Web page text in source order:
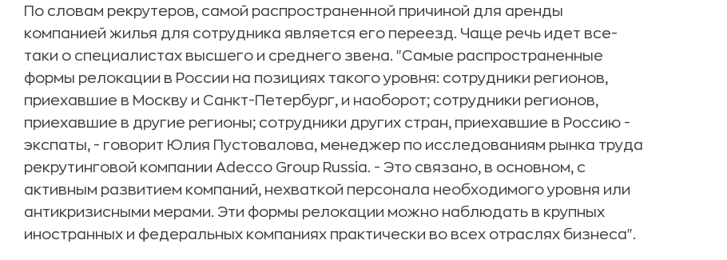
По словам рекрутеров, самой распространенной причиной для аренды
компанией жилья для сотрудника является его переезд. Чаще речь идет все-
таки о специалистах высшего и среднего звена. "Самые распространенные
формы релокации в России на позициях такого уровня: сотрудники регионов,
приехавшие в Москву и Санкт-Петербург, и наоборот; сотрудники регионов,
приехавшие в другие регионы; сотрудники других стран, приехавшие в Россию -
экспаты, - говорит Юлия Пустовалова, менеджер по исследованиям рынка труда
рекрутинговой компании Adecco Group Russia. - Это связано, в основном, с
активным развитием компаний, нехваткой персонала необходимого уровня или
антикризисными мерами. Эти формы релокации можно наблюдать в крупных
иностранных и федеральных компаниях практически во всех отраслях бизнеса".